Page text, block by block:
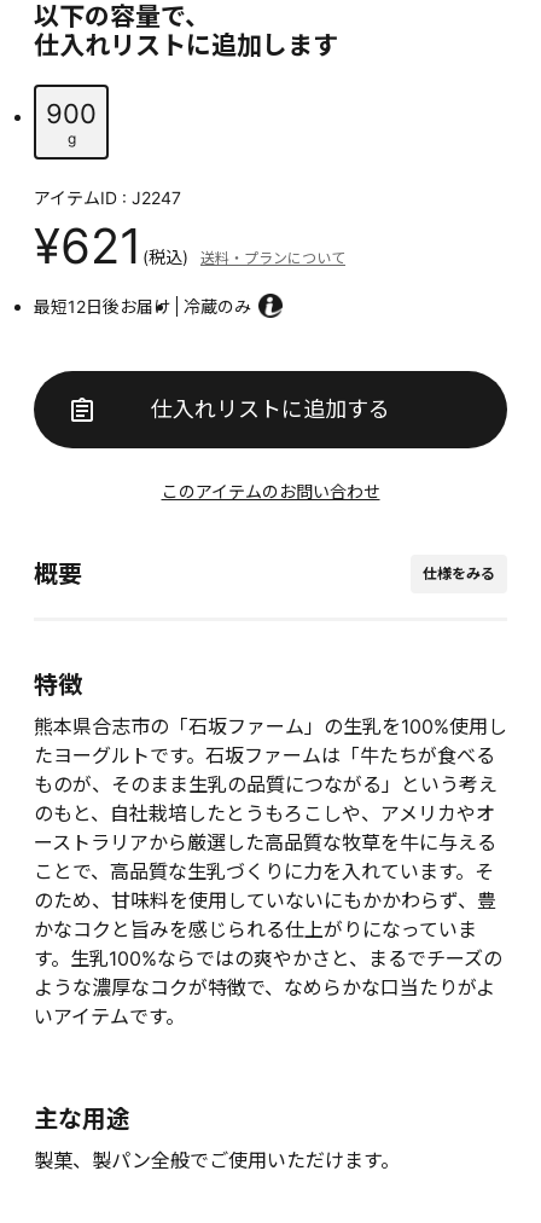
以下の容量で、
仕入れリストに追加します
900
g
アイテムID : J2247
¥621 (税込) 送料・プランについて
最短12日後お届け 冷蔵のみ
仕入れリストに追加する
このアイテムのお問い合わせ
概要 仕様をみる
特徴
熊本県合志市の「石坂ファーム」の生乳を100%使用し
たヨーグルトです。石坂ファームは「牛たちが食べる
ものが、そのまま生乳の品質につながる」という考え
のもと、自社栽培したとうもろこしや、アメリカやオ
ーストラリアから厳選した高品質な牧草を牛に与える
ことで、高品質な生乳づくりに力を入れています。そ
のため、甘味料を使用していないにもかかわらず、豊
かなコクと旨みを感じられる仕上がりになっていま
す。生乳100%ならではの爽やかさと、まるでチーズの
ような濃厚なコクが特徴で、なめらかな口当たりがよ
いアイテムです。
主な用途
製菓、製パン全般でご使用いただけます。